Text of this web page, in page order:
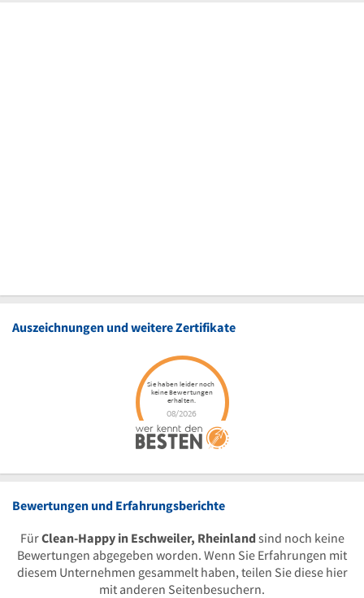
Auszeichnungen und weitere Zertifikate
Bewertungen und Erfahrungsberichte
FürClean-Happy in Eschweiler, Rheinland sind noch keine
Bewertungen abgegeben worden. Wenn Sie Erfahrungen mit
diesem Unternehmen gesammelt haben, teilen Sie diese hier
mit anderen Seitenbesuchern.